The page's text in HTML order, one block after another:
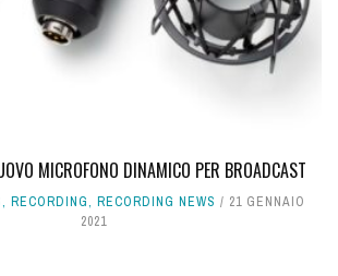
MICROFONO DINAMICO PER BROADCAST
, RECORDING, RECORDING NEWS
21 GENNAIO
2021